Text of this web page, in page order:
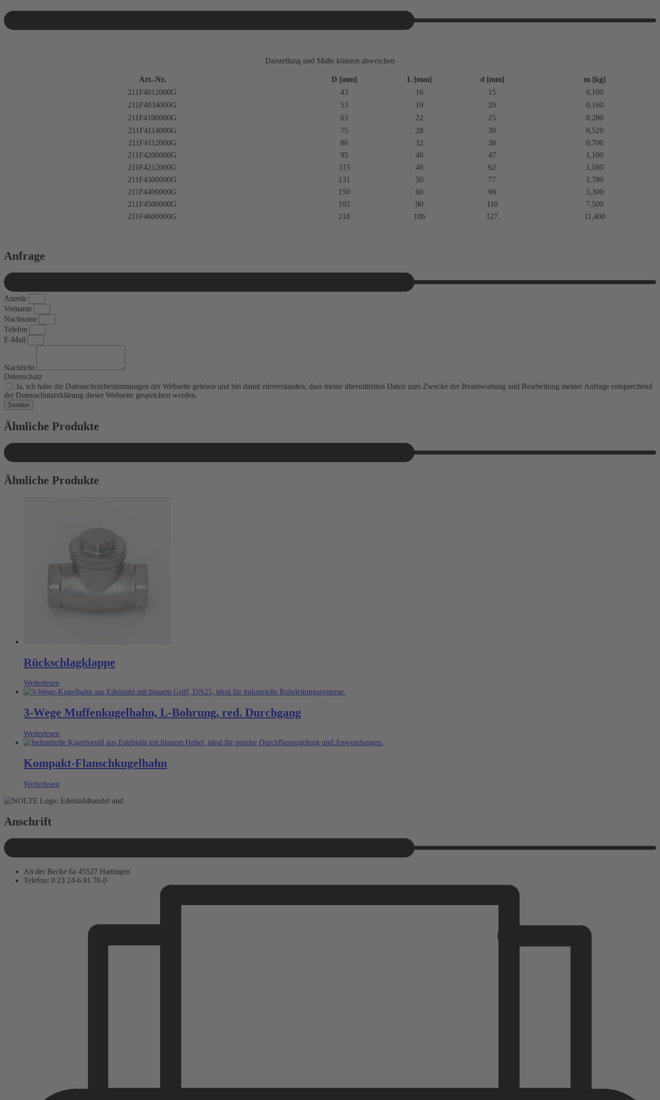
Darstellung und Maße können abweichen
Art.-Nr. D [mm] L [mm] d [mm]
m [kg]
211F4012000G
43 16 15
0,100
211F4034000G
53 19 20
0,160
211F4100000G
63 22 25
0,280
211F4114000G
75 28 30
0,520
211F4112000G
86 32 38
0,700
211F4200000G
95 40 47
1,100
211F4212000G
115 46 62
1,580
211F4300000G
131 50 77
1,780
211F4400000G
150 60 96
3,300
211F4500000G
192 90 110
7,500
211F4600000G
218 106 127 11,400
Anfrage
Anrede
Vorname
Nachname
Telefon
E-Mail
Nachricht
Datenschutz
Ja, ich habe die Datenschutzbestimmungen der Webseite gelesen und bin damit einverstanden, dass meine übermittelten Daten zum Zwecke der Beantwortung und Bearbeitung meiner Anfrage entsprechend
der Datenschutzerklärung dieser Webseite gespeichert werden.
Senden
Ähnliche Produkte
Ähnliche Produkte
Rückschlagklappe
Weiterlesen
3-Wege Muffenkugelhahn, L-Bohrung, red. Durchgang
Weiterlesen
Kompakt-Flanschkugelhahn
Weiterlesen
Anschrift
An der Becke 6a 45527 Hattingen
Telefon: 0 23 24-6 81 70-0